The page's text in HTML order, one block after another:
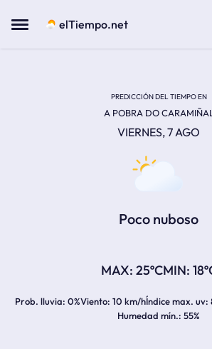
Menu elTiempo.net
PREDICCIÓN DEL TIEMPO EN
A POBRA DO
VIERNES, 7 AGO
25ºC
Poco nuboso
Prob. lluvia 0%Viento 10 km/hÍndice max. uv
Humedad mín. 55%